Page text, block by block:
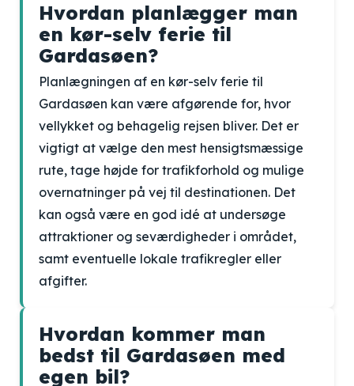
Hvordan planlægger man
en kør-selv ferie til
Gardasøen?
Planlægningen af en kør-selv ferie til
Gardasøen kan være afgørende for, hvor
vellykket og behagelig rejsen bliver. Det er
vigtigt at vælge den mest hensigtsmæssige
rute, tage højde for trafikforhold og mulige
overnatninger på vej til destinationen. Det
kan også være en god idé at undersøge
attraktioner og seværdigheder i området,
samt eventuelle lokale trafikregler eller
afgifter.
Hvordan kommer man
bedst til Gardasøen med
egen bil?